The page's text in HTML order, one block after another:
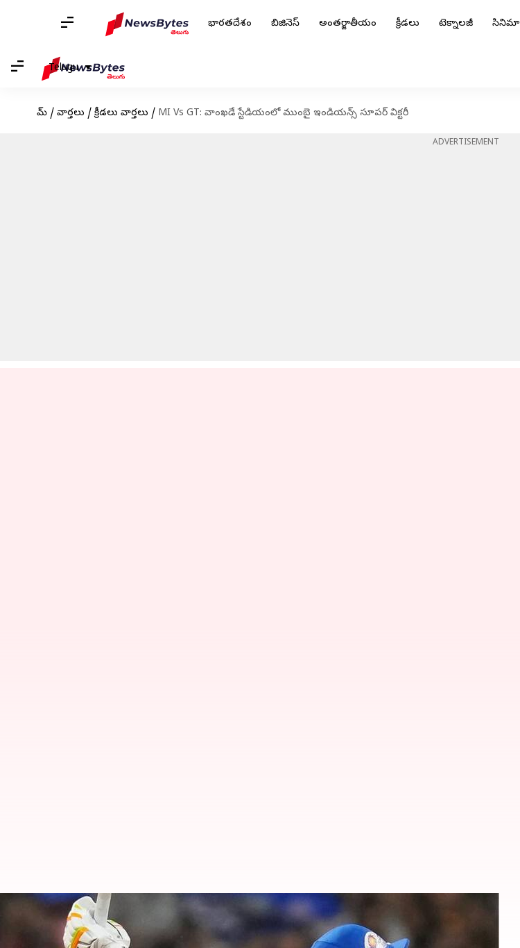
భారతదేశం బిజినెస్ అంతర్జాతీయం క్రీడలు టెక్నాలజీ సినిమా
Telugu
హోమ్ / వార్తలు / క్రీడలు వార్తలు / MI Vs GT: వాంఖడే స్టేడియంలో ముంబై ఇండియన్స్ సూపర్ విక్టరీ
ADVERTISEMENT
MI Vs GT: వాంఖడే స్టేడియంలో ముంబై ఇండియన్స్ సూపర్ విక్టరీ
Jayachandra Akuri May 12, 2023